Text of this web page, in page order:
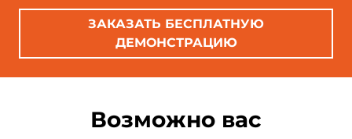
ЗАКАЗАТЬ БЕСПЛАТНУЮ
ДЕМОНСТРАЦИЮ
Возможно вас